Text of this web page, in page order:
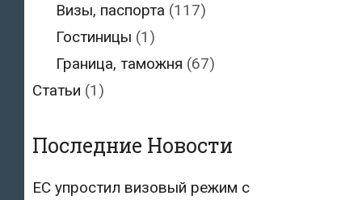
Визы, паспорта (117)
Гостиницы (1)
Граница, таможня (67)
Статьи (1)
Последние Новости
ЕС упростил визовый режим с